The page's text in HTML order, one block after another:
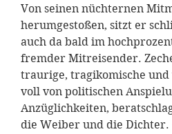
Von seinen nüchternen
herumgestoßen, sitzt er
auch da bald im
fremder Mitreisender.
traurige, tragikomische und
voll von politischen
Anzüglichkeiten,
die Weiber und die Dichter.